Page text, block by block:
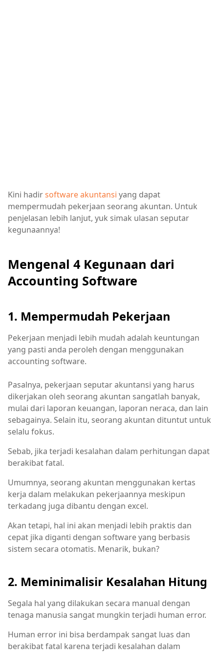
Kini hadirsoftware akuntansi yang dapat
mempermudah pekerjaan seorang akuntan. Untuk
penjelasan lebih lanjut, yuk simak ulasan seputar
kegunaannya!
Mengenal 4 Kegunaan dari
Accounting Software
1. Mempermudah Pekerjaan
Pekerjaan menjadi lebih mudah adalah keuntungan
yang pasti anda peroleh dengan menggunakan
accounting software.
Pasalnya, pekerjaan seputar akuntansi yang harus
dikerjakan oleh seorang akuntan sangatlah banyak,
mulai dari laporan keuangan, laporan neraca, dan lain
sebagainya. Selain itu, seorang akuntan dituntut untuk
selalu fokus.
Sebab, jika terjadi kesalahan dalam perhitungan dapat
berakibat fatal.
Umumnya, seorang akuntan menggunakan kertas
kerja dalam melakukan pekerjaannya meskipun
terkadang juga dibantu dengan excel.
Akan tetapi, hal ini akan menjadi lebih praktis dan
cepat jika diganti dengan software yang berbasis
sistem secara otomatis. Menarik, bukan?
2. Meminimalisir Kesalahan Hitung
Segala hal yang dilakukan secara manual dengan
tenaga manusia sangat mungkin terjadi human error.
Human error ini bisa berdampak sangat luas dan
berakibat fatal karena terjadi kesalahan dalam